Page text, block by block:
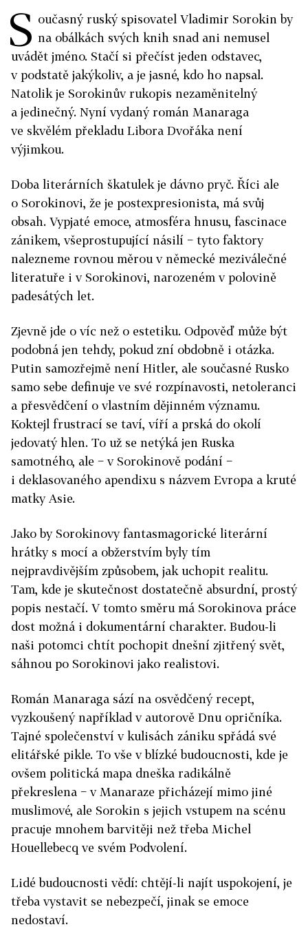
S oučasný ruský spisovatel Vladimir Sorokin by
na obálkách svých knih snad ani nemusel
uvádět jméno. Stačí si přečíst jeden odstavec,
v podstatě jakýkoliv, a je jasné, kdo ho napsal.
Natolik je Sorokinův rukopis nezaměnitelný
a jedinečný. Nyní vydaný román Manaraga
ve skvělém překladu Libora Dvořáka není
výjimkou.
Doba literárních škatulek je dávno pryč. Říci ale
o Sorokinovi, že je postexpresionista, má svůj
obsah. Vypjaté emoce, atmosféra hnusu, fascinace
zánikem, všeprostupující násilí − tyto faktory
nalezneme rovnou měrou v německé meziválečné
literatuře i v Sorokinovi, narozeném v polovině
padesátých let.
Zjevně jde o víc než o estetiku. Odpověď může být
podobná jen tehdy, pokud zní obdobně i otázka.
Putin samozřejmě není Hitler, ale současné Rusko
samo sebe definuje ve své rozpínavosti, netoleranci
a přesvědčení o vlastním dějinném významu.
Koktejl frustrací se taví, víří a prská do okolí
jedovatý hlen. To už se netýká jen Ruska
samotného, ale − v Sorokinově podání −
i deklasovaného apendixu s názvem Evropa a kruté
matky Asie.
Jako by Sorokinovy fantasmagorické literární
hrátky s mocí a obžerstvím byly tím
nejpravdivějším způsobem, jak uchopit realitu.
Tam, kde je skutečnost dostatečně absurdní, prostý
popis nestačí. V tomto směru má Sorokinova práce
dost možná i dokumentární charakter. Budou-li
naši potomci chtít pochopit dnešní zjitřený svět,
sáhnou po Sorokinovi jako realistovi.
Román Manaraga sází na osvědčený recept,
vyzkoušený například v autorově Dnu opričníka.
Tajné společenství v kulisách zániku spřádá své
elitářské pikle. To vše v blízké budoucnosti, kde je
ovšem politická mapa dneška radikálně
překreslena − v Manaraze přicházejí mimo jiné
muslimové, ale Sorokin s jejich vstupem na scénu
pracuje mnohem barvitěji než třeba Michel
Houellebecq ve svém Podvolení.
Lidé budoucnosti vědí: chtějí-li najít uspokojení, je
třeba vystavit se nebezpečí, jinak se emoce
nedostaví.